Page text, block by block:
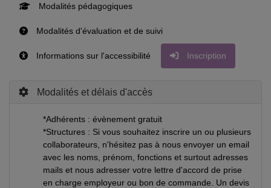
Modalités pédagogiques
Modalités d'évaluation et de suivi
Informations sur l'accessibilité Inscription
Modalités et délais d'accès
*Adhérents : évènement gratuit
*Structures : Si vous souhaitez inscrire un ou plusieurs
collaborateurs, n'hésitez pas à nous envoyer un email
avec les noms, prénom, fonctions et surtout adresses
mails et nous adresser votre lettre d'accord de prise
en charge employeur ou bon de commande. Un devis